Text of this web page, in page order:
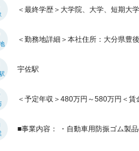
＜最終学歴＞大学院、大学、短期大
＜勤務地詳細＞本社住所：大分県豊
宇佐駅
＜予定年収＞480万円～580万円＜
■事業内容： ・自動車用防振ゴム製